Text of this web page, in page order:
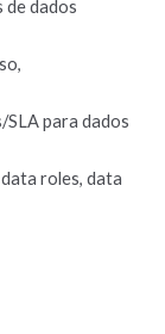
de dados
SLA para dados
roles, data